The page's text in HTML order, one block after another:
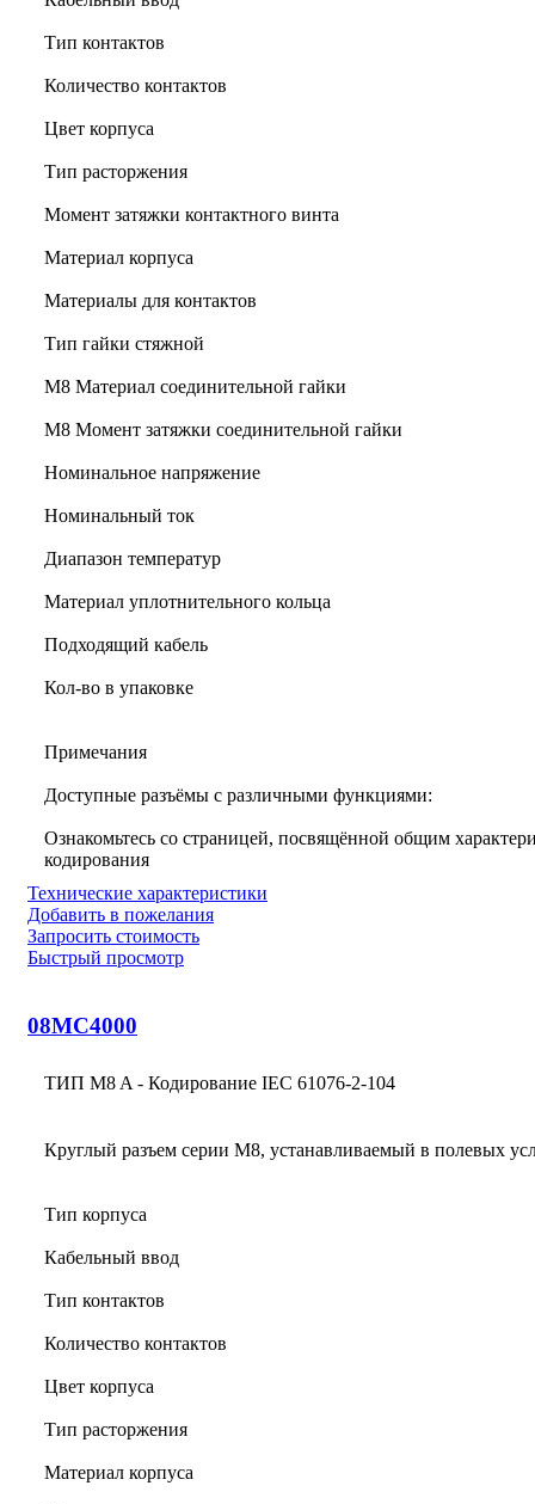
Тип контактов
Количество контактов
Цвет корпуса
Тип расторжения
Момент затяжки контактного винта
Материал корпуса
Материалы для контактов
Тип гайки стяжной
М8 Материал соединительной гайки
M8 Момент затяжки соединительной гайки
Номинальное напряжение
Номинальный ток
Диапазон температур
Материал уплотнительного кольца
Подходящий кабель
Кол-во в упаковке
Примечания
Доступные разъёмы с различными функциями:
Ознакомьтесь со страницей, посвящённой общим
кодирования
Технические характеристики
Добавить в пожелания
Запросить стоимость
Быстрый просмотр
08MC4000
ТИП M8 A - Кодирование IEC 61076-2-104
Круглый разъем серии M8, устанавливаемый в полевых
Тип корпуса
Кабельный ввод
Тип контактов
Количество контактов
Цвет корпуса
Тип расторжения
Материал корпуса